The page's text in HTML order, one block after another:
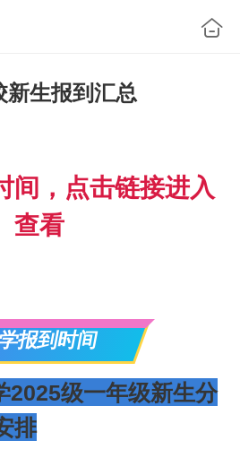
新生报到汇总
间，点击链接进入
查看
报到时间
2025级一年级新生分
排